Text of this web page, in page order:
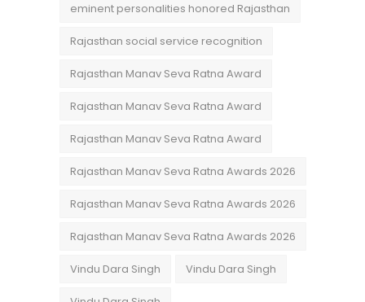
eminent personalities honored Rajasthan
Rajasthan social service recognition
Rajasthan Manav Seva Ratna Award
Rajasthan Manav Seva Ratna Award
Rajasthan Manav Seva Ratna Award
Rajasthan Manav Seva Ratna Awards 2026
Rajasthan Manav Seva Ratna Awards 2026
Rajasthan Manav Seva Ratna Awards 2026
Vindu Dara Singh Vindu Dara Singh